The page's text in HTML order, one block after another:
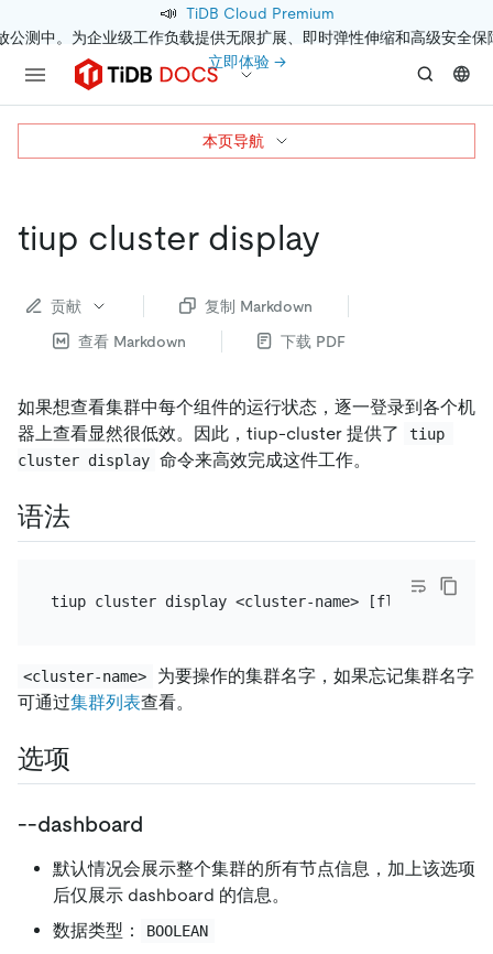
📣 TiDB Cloud Premium
公测中。为企业级工作负载提供无限扩展、即时弹性伸缩和高级安全保
立即体验 →
tiup cluster display
贡献
复制 Markdown
查看 Markdown
下载 PDF
如果想查看集群中每个组件的运行状态，逐一登录到各个机
器上查看显然很低效。因此，tiup-cluster 提供了
tiup
cluster display 命令来高效完成这件工作。
语法
<cluster-name>
为要操作的集群名字，如果忘记集群名字
可通过集群列表查看。
选项
--dashboard
默认情况会展示整个集群的所有节点信息，加上该选项
后仅展示 dashboard 的信息。
数据类型：
BOOLEAN
本页导航